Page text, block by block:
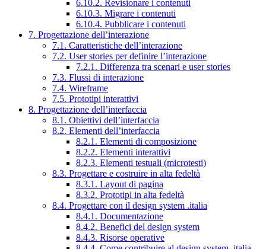
6.10.2. Revisionare i contenuti
6.10.3. Migrare i contenuti
6.10.4. Pubblicare i contenuti
7. Progettazione dell’interazione
7.1. Caratteristiche dell’interazione
7.2. User stories per definire l’interazione
7.2.1. Differenza tra scenari e user stories
7.3. Flussi di interazione
7.4. Wireframe
7.5. Prototipi interattivi
8. Progettazione dell’interfaccia
8.1. Obiettivi dell’interfaccia
8.2. Elementi dell’interfaccia
8.2.1. Elementi di composizione
8.2.2. Elementi interattivi
8.2.3. Elementi testuali (microtesti)
8.3. Progettare e costruire in alta fedeltà
8.3.1. Layout di pagina
8.3.2. Prototipi in alta fedeltà
8.4. Progettare con il design system .italia
8.4.1. Documentazione
8.4.2. Benefici del design system
8.4.3. Risorse operative